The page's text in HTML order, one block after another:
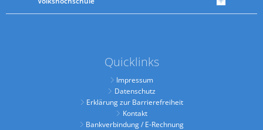
Quicklinks
Impressum
Datenschutz
Erklärung zur Barrierefreiheit
Kontakt
Bankverbindung / E-Rechnung